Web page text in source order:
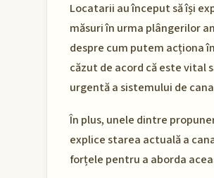
Locatarii au început să își
măsuri în urma plângerilor
despre cum putem acționa
căzut de acord că este vital
urgentă a sistemului de
În plus, unele dintre
explice starea actuală a
forțele pentru a aborda